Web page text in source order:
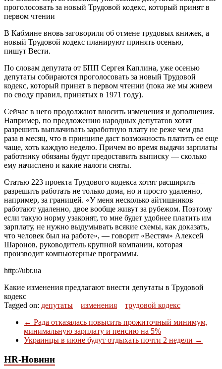
проголосовать за новый Трудовой кодекс, который принят в
первом чтении
В Кабмине вновь заговорили об отмене трудовых книжек, а
новый Трудовой кодекс планируют принять осенью,
пишут Вести.
По словам депутата от БПП Сергея Каплина, уже осенью
депутаты собираются проголосовать за новый Трудовой
кодекс, который принят в первом чтении (пока же мы живем
по своду правил, принятых в 1971 году).
Сейчас в него продолжают вносить изменения и дополнения.
Например, по предложению народных депутатов хотят
разрешить выплачивать заработную плату не реже чем два
раза в месяц, что в принципе даст возможность платить ее еще
чаще, хоть каждую неделю. Причем во время выдачи зарплаты
работнику обязаны будут предоставить выписку — сколько
ему начислено и какие налоги сняты.
Статью 223 проекта Трудового кодекса хотят расширить —
разрешить работать не только дома, но и просто удаленно,
например, за границей. «У меня несколько айтишников
работают удаленно, двое вообще живут за рубежом. Поэтому
если такую норму узаконят, то мне будет удобнее платить им
зарплату, не нужно выдумывать всякие схемы, как доказать,
что человек был на работе», — говорит «Вестям» Алексей
Шаронов, руководитель крупной компании, которая
производит компьютерные программы.
http://ubr.ua
Какие изменения предлагают внести депутаты в Трудовой
кодекс
Tagged on: депутаты изменения
трудовой кодекс
← Рада отказалась повысить прожиточный минимум,
минимальную зарплату и пенсию на 5%
Украинцы в июне будут отдыхать почти 2 недели →
HR-Новини